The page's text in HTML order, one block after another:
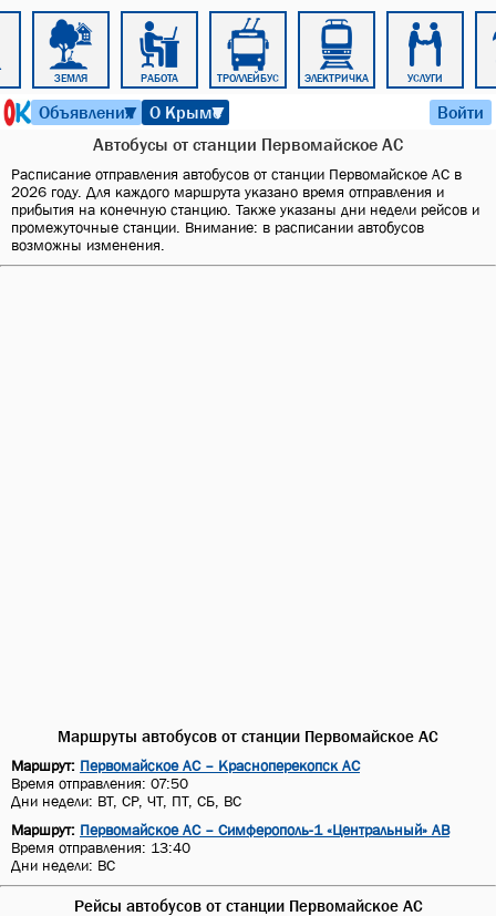
ЗЕМЛЯ РАБОТА ТРОЛЛЕЙБУС ЭЛЕКТРИЧКА УСЛУГИ
Объявления
▼ О Крыме
▼ Войти
Автобусы от станции Первомайское АС
Расписание отправления автобусов от станции Первомайское АС в
2026 году. Для каждого маршрута указано время отправления и
прибытия на конечную станцию. Также указаны дни недели рейсов и
промежуточные станции. Внимание: в расписании автобусов
возможны изменения.
Маршруты автобусов от станции Первомайское АС
Маршрут: Первомайское АС – Красноперекопск АС
Время отправления: 07:50
Дни недели: ВТ, СР, ЧТ, ПТ, СБ, ВС
Маршрут: Первомайское АС – Симферополь-1 «Центральный» АВ
Время отправления: 13:40
Дни недели: ВС
Рейсы автобусов от станции Первомайское АС